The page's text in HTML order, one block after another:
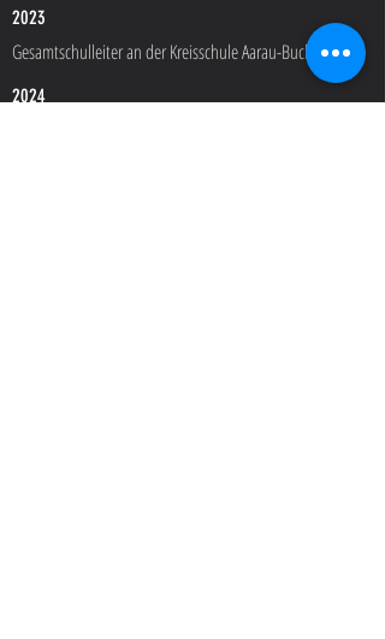
2023
Gesamtschulleiter an der Kreisschule Aarau-Buchs
2024